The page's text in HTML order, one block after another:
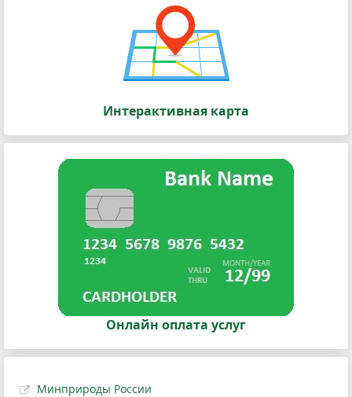
Интерактивная карта
Онлайн оплата услуг
Минприроды России